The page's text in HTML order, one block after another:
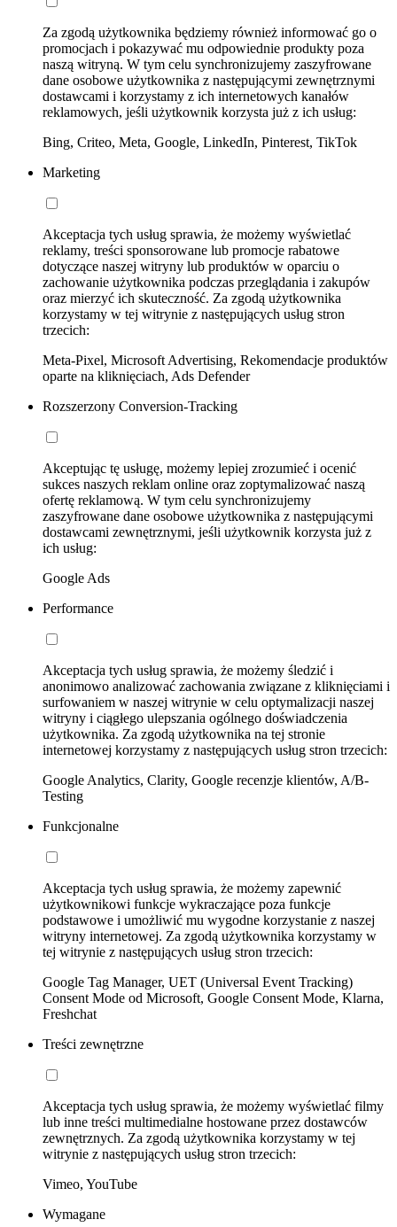
Za zgodą użytkownika będziemy również informować go o
promocjach i pokazywać mu odpowiednie produkty poza
naszą witryną. W tym celu synchronizujemy zaszyfrowane
dane osobowe użytkownika z następującymi zewnętrznymi
dostawcami i korzystamy z ich internetowych kanałów
reklamowych, jeśli użytkownik korzysta już z ich usług:
Bing, Criteo, Meta, Google, LinkedIn, Pinterest, TikTok
Marketing
Akceptacja tych usług sprawia, że możemy wyświetlać
reklamy, treści sponsorowane lub promocje rabatowe
dotyczące naszej witryny lub produktów w oparciu o
zachowanie użytkownika podczas przeglądania i zakupów
oraz mierzyć ich skuteczność. Za zgodą użytkownika
korzystamy w tej witrynie z następujących usług stron
trzecich:
Meta-Pixel, Microsoft Advertising, Rekomendacje produktów
oparte na kliknięciach, Ads Defender
Rozszerzony Conversion-Tracking
Akceptując tę usługę, możemy lepiej zrozumieć i ocenić
sukces naszych reklam online oraz zoptymalizować naszą
ofertę reklamową. W tym celu synchronizujemy
zaszyfrowane dane osobowe użytkownika z następującymi
dostawcami zewnętrznymi, jeśli użytkownik korzysta już z
ich usług:
Google Ads
Performance
Akceptacja tych usług sprawia, że możemy śledzić i
anonimowo analizować zachowania związane z kliknięciami i
surfowaniem w naszej witrynie w celu optymalizacji naszej
witryny i ciągłego ulepszania ogólnego doświadczenia
użytkownika. Za zgodą użytkownika na tej stronie
internetowej korzystamy z następujących usług stron trzecich:
Google Analytics, Clarity, Google recenzje klientów, A/B-
Testing
Funkcjonalne
Akceptacja tych usług sprawia, że możemy zapewnić
użytkownikowi funkcje wykraczające poza funkcje
podstawowe i umożliwić mu wygodne korzystanie z naszej
witryny internetowej. Za zgodą użytkownika korzystamy w
tej witrynie z następujących usług stron trzecich:
Google Tag Manager, UET (Universal Event Tracking)
Consent Mode od Microsoft, Google Consent Mode, Klarna,
Freshchat
Treści zewnętrzne
Akceptacja tych usług sprawia, że możemy wyświetlać filmy
lub inne treści multimedialne hostowane przez dostawców
zewnętrznych. Za zgodą użytkownika korzystamy w tej
witrynie z następujących usług stron trzecich:
Vimeo, YouTube
Wymagane